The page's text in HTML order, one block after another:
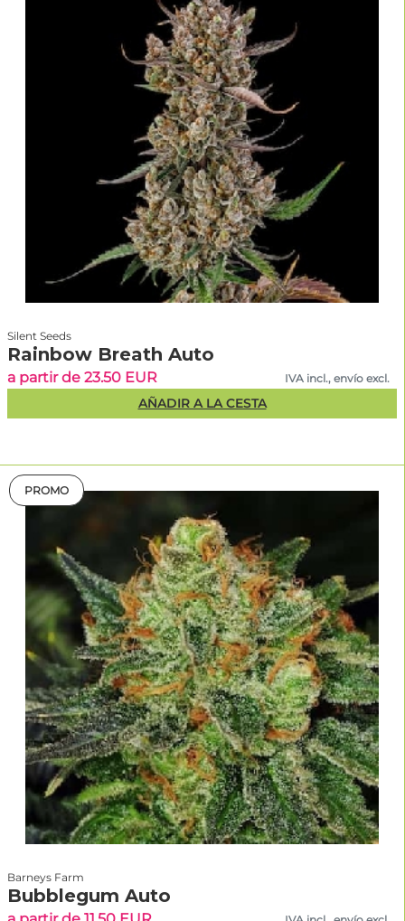
Silent Seeds
Rainbow Breath Auto
a partir de 23.50 EUR IVA incl., envío excl.
AÑADIR A LA CESTA
PROMO
Barneys Farm
Bubblegum Auto